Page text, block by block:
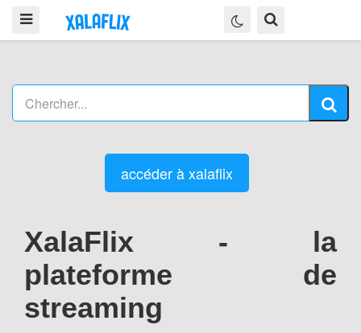
accéder à xalaflix
XalaFlix - la
plateforme de
streaming